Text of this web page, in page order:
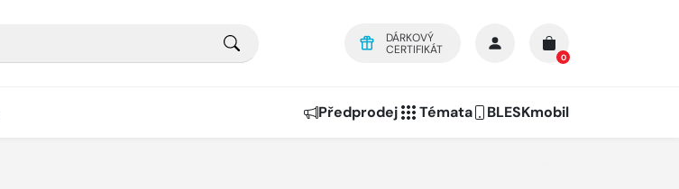
DÁRKOVÝ
CERTIFIKÁT
0
Předprodej Témata BLESKmobil